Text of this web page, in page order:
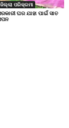
ଜିଲ୍ଲା ପରିକ୍ରମା
ଘର ଯାହା ପାଇଁ ସାତ